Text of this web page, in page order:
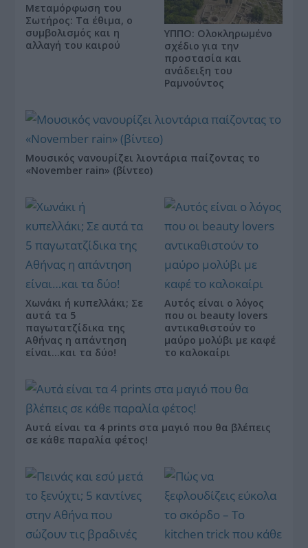
Μεταμόρφωση του
Σωτήρος: Τα έθιμα, ο
συμβολισμός και η
αλλαγή του καιρού
ΥΠΠΟ: Ολοκληρωμένο
σχέδιο για την
προστασία και
ανάδειξη του
Ραμνούντος
Μουσικός νανουρίζει λιοντάρια παίζοντας το
«November rain» (βίντεο)
Χωνάκι ή κυπελλάκι; Σε
αυτά τα 5
παγωτατζίδικα της
Αθήνας η απάντηση
είναι…και τα δύο!
Αυτός είναι ο λόγος
που οι beauty lovers
αντικαθιστούν το
μαύρο μολύβι με καφέ
το καλοκαίρι
Αυτά είναι τα 4 prints στα μαγιό που θα βλέπεις
σε κάθε παραλία φέτος!